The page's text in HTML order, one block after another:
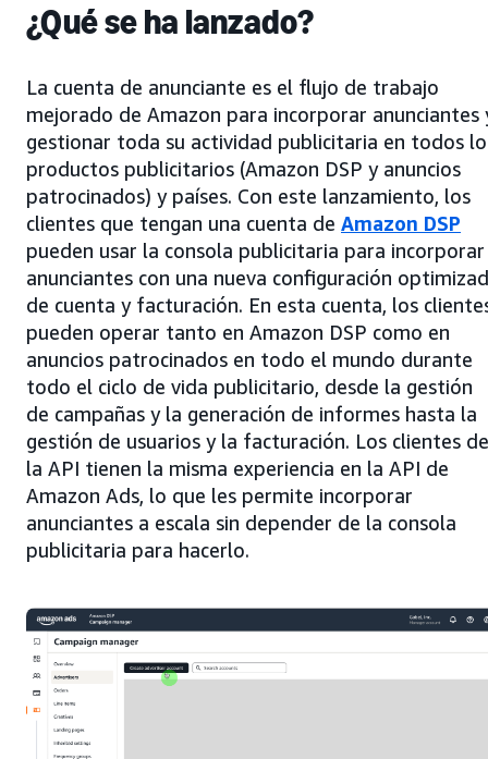
¿Qué se ha lanzado?
La cuenta de anunciante es el flujo de trabajo
mejorado de Amazon para incorporar anunciantes
gestionar toda su actividad publicitaria en todos
productos publicitarios (Amazon DSP y anuncios
patrocinados) y países. Con este lanzamiento, los
clientes que tengan una cuenta de Amazon DSP
pueden usar la consola publicitaria para incorporar
anunciantes con una nueva configuración
de cuenta y facturación. En esta cuenta, los
pueden operar tanto en Amazon DSP como en
anuncios patrocinados en todo el mundo durante
todo el ciclo de vida publicitario, desde la gestión
de campañas y la generación de informes hasta la
gestión de usuarios y la facturación. Los clientes de
la API tienen la misma experiencia en la API de
Amazon Ads, lo que les permite incorporar
anunciantes a escala sin depender de la consola
publicitaria para hacerlo.